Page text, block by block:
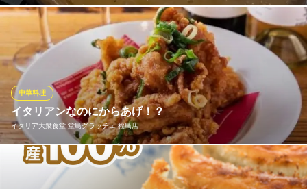
グツグツ音が立った熱々の状態でご提供する「姿フカヒレの陶板
煮込み」は当店の名物料理。じっくりと煮込み、鶏白湯の白色に
輝くとろみソースをまわしかけた高級食材は箸でほぐすとほろり
とほぐれ、ふわりと鼻に抜ける芳醇な香りのやわらかさがなんと
も言えません。香り立ちが良く、五感全てで堪能できる口福の一
皿です。
福島【中華バル】－龍徳翅（りゅうとくし）
広東料理の中華バル
阪神本線福島駅 徒歩1分
大阪府大阪市福島区福島5-7-22
イタリアンなのにからあげ！？
イタリア大衆食堂 堂島グラッチェ 福島店
中華料理
タリアンの枠を超えて愛される「名物からあげ」は、系列店・大
洋軒の秘伝レシピを継承した自慢の逸品。外はサクッと、中は驚